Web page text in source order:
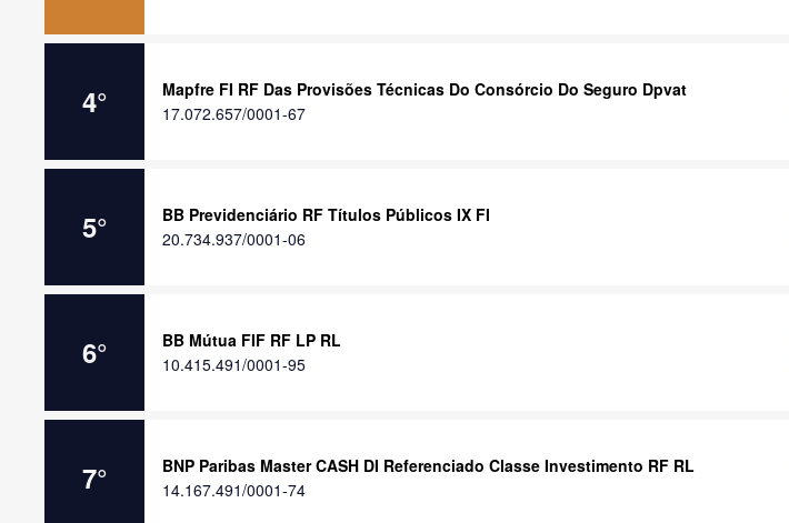
4°
Mapfre FI RF Das Provisões Técnicas Do Consórcio Do Seguro Dpvat
17.072.657/0001-67
5°
BB Previdenciário RF Títulos Públicos IX FI
20.734.937/0001-06
6°
BB Mútua FIF RF LP RL
10.415.491/0001-95
7°
BNP Paribas Master CASH DI Referenciado Classe Investimento RF RL
14.167.491/0001-74